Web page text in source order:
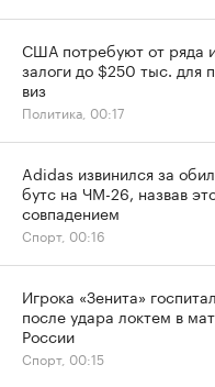
США потребуют от ряда
залоги до $250 тыс. для
виз
Политика, 00:17
Adidas извинился за
бутс на ЧМ-26, назвав
совпадением
Спорт, 00:16
Игрока «Зенита»
после удара локтем в
России
Спорт, 00:15